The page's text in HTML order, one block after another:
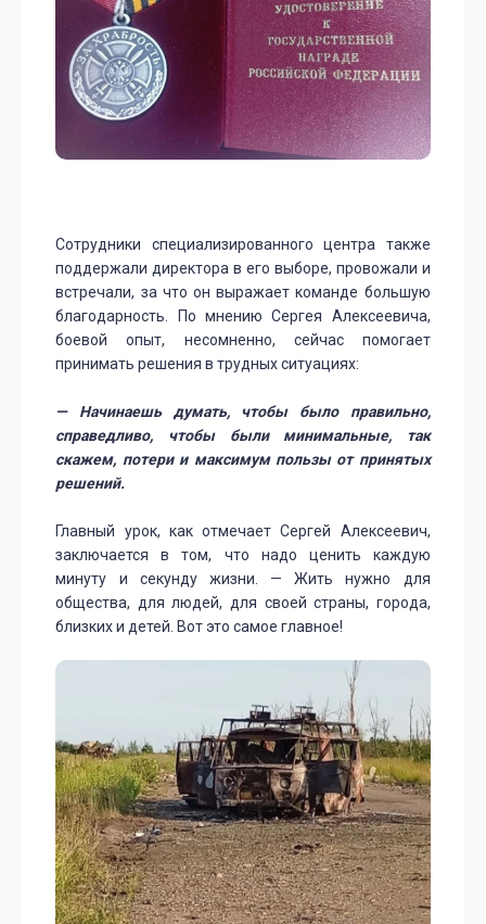
Сотрудники специализированного центра также
поддержали директора в его выборе, провожали и
встречали, за что он выражает команде большую
благодарность. По мнению Сергея Алексеевича,
боевой опыт, несомненно, сейчас помогает
принимать решения в трудных ситуациях:
— Начинаешь думать, чтобы было правильно,
справедливо, чтобы были минимальные, так
скажем, потери и максимум пользы от принятых
решений.
Главный урок, как отмечает Сергей Алексеевич,
заключается в том, что надо ценить каждую
минуту и секунду жизни. — Жить нужно для
общества, для людей, для своей страны, города,
близких и детей. Вот это самое главное!